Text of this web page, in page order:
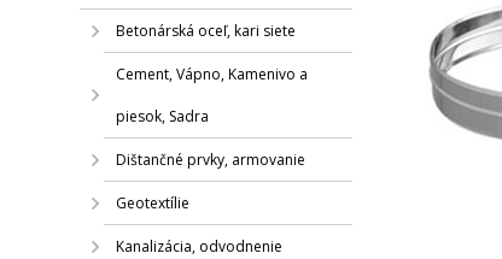
Betonárská oceľ, kari siete
Cement, Vápno, Kamenivo a
piesok, Sadra
Dištančné prvky, armovanie
Geotextílie
Kanalizácia, odvodnenie